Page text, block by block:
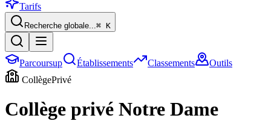
Tarifs
Recherche globale...⌘ K
Parcoursup Établissements Classements
Outils
CollègePrivé
Collège privé Notre Dame